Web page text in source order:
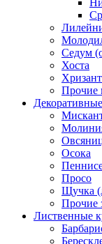
Седум
Хоста
Прочие
Осока
Просо
Щучка
Прочие
Лиственные